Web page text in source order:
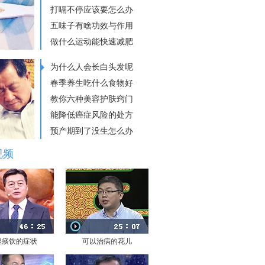
打嗝不停应该要怎么办
五味子有啥功效与作用
做什么运动能快速减肥
为什么人会长白头发呢
春季养生吃什么食物好
教你六种美容护肤窍门
能降低癌症风险的处方
预产期到了没生怎么办
频
痰饮的症状 可以治病的花儿